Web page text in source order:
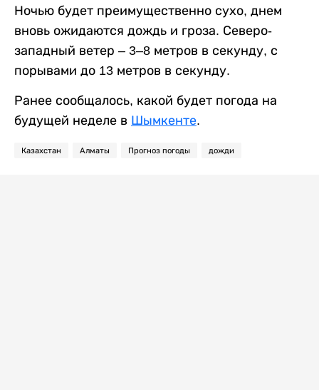
Ночью будет преимущественно сухо, днем
вновь ожидаются дождь и гроза. Северо-
западный ветер – 3–8 метров в секунду, с
порывами до 13 метров в секунду.
Ранее сообщалось, какой будет погода на
будущей неделе в Шымкенте.
Казахстан Алматы Прогноз погоды дожди